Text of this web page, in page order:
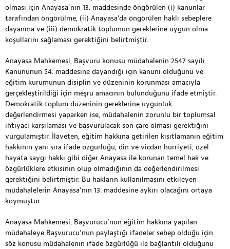
olması için Anayasa’nın 13. maddesinde öngörülen (i) kanunlar
tarafından öngörülme, (ii) Anayasa’da öngörülen haklı sebeplere
dayanma ve (iii) demokratik toplumun gereklerine uygun olma
koşullarını sağlaması gerektiğini belirtmiştir.
Anayasa Mahkemesi, Başvuru konusu müdahalenin 2547 sayılı
Kanununun 54. maddesine dayandığı için kanuni olduğunu ve
eğitim kurumunun disiplin ve düzeninin korunması amacıyla
gerçekleştirildiği için meşru amacının bulunduğunu ifade etmiştir.
Demokratik toplum düzeninin gereklerine uygunluk
değerlendirmesi yaparken ise, müdahalenin zorunlu bir toplumsal
ihtiyacı karşılaması ve başvurulacak son çare olması gerektiğini
vurgulamıştır. İlaveten, eğitim hakkına getirilen kısıtlamanın eğitim
hakkının yanı sıra ifade özgürlüğü, din ve vicdan hürriyeti, özel
hayata saygı hakkı gibi diğer Anayasa ile korunan temel hak ve
özgürlüklere etkisinin olup olmadığının da değerlendirilmesi
gerektiğini belirtmiştir. Bu hakların kullanılmasını etkileyen
müdahalelerin Anayasa’nın 13. maddesine aykırı olacağını ortaya
koymuştur.
Anayasa Mahkemesi, Başvurucu’nun eğitim hakkına yapılan
müdahaleye Başvurucu’nun paylaştığı ifadeler sebep olduğu için
söz konusu müdahalenin ifade özgürlüğü ile bağlantılı olduğunu